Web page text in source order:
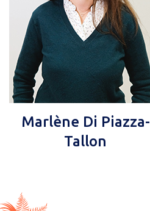
Marlène Di Piazza-
Tallon